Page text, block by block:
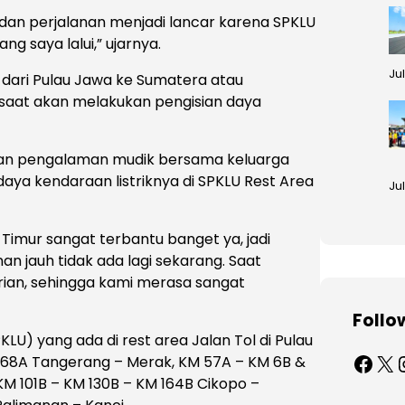
perjalanan menjadi lancar karena SPKLU
saya lalui,” ujarnya.
Pulau Jawa ke Sumatera atau
akan melakukan pengisian daya
pengalaman mudik bersama keluarga
kendaraan listriknya di SPKLU Rest Area
sangat terbantu banget ya, jadi
jauh tidak ada lagi sekarang. Saat
sehingga kami merasa sangat
yang ada di rest area Jalan Tol di Pulau
Tangerang – Merak, KM 57A – KM 6B &
101B – KM 130B – KM 164B Cikopo –
Facebook X